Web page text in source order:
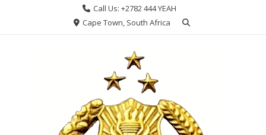
Call Us: +2782 444 YEAH
Cape Town, South Africa